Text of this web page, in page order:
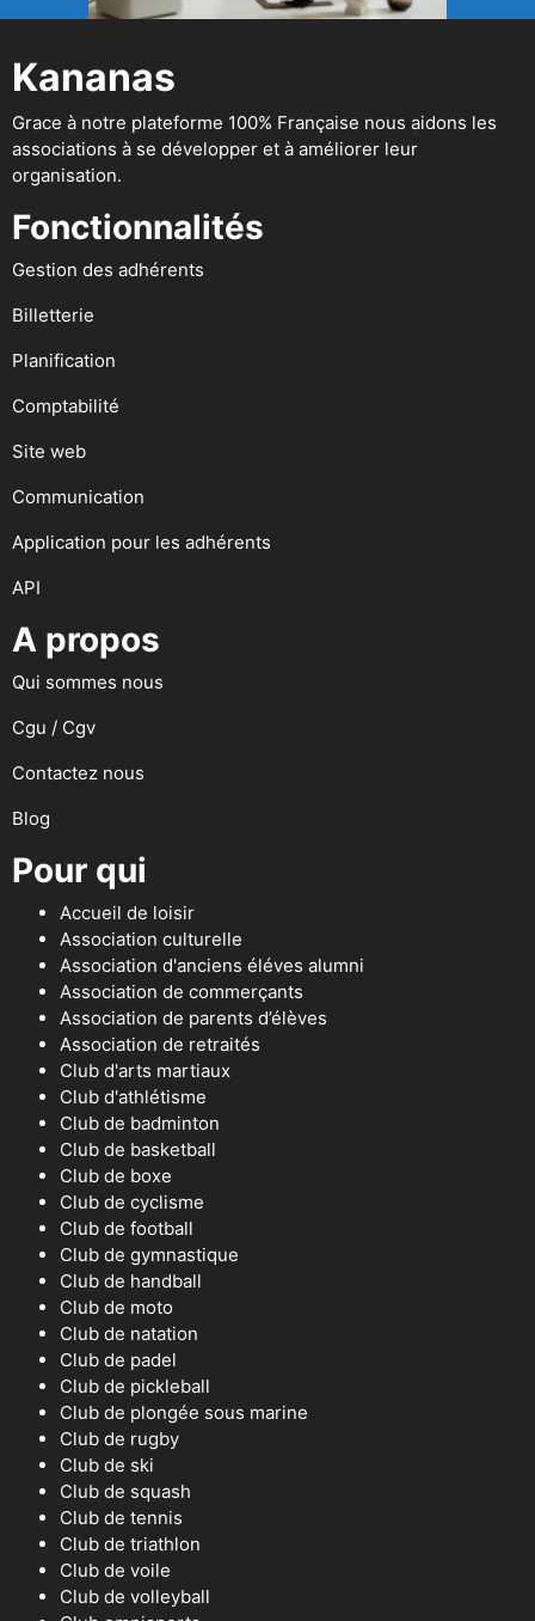
Kananas
Grace à notre plateforme 100% Française nous aidons les
associations à se développer et à améliorer leur
organisation.
Fonctionnalités
Gestion des adhérents
Billetterie
Planification
Comptabilité
Site web
Communication
Application pour les adhérents
API
A propos
Qui sommes nous
Cgu / Cgv
Contactez nous
Blog
Pour qui
Accueil de loisir
Association culturelle
Association d'anciens éléves alumni
Association de commerçants
Association de parents d’élèves
Association de retraités
Club d'arts martiaux
Club d'athlétisme
Club de badminton
Club de basketball
Club de boxe
Club de cyclisme
Club de football
Club de gymnastique
Club de handball
Club de moto
Club de natation
Club de padel
Club de pickleball
Club de plongée sous marine
Club de rugby
Club de ski
Club de squash
Club de tennis
Club de triathlon
Club de voile
Club de volleyball